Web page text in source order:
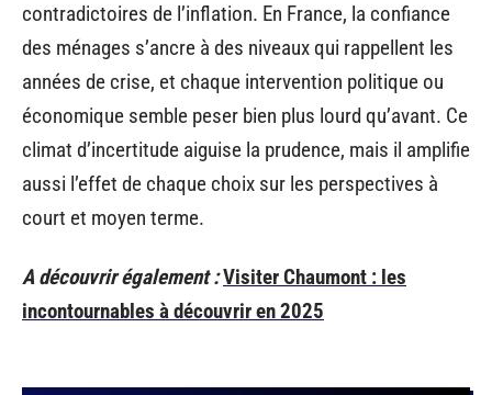
contradictoires de l’inflation. En France, la confiance
des ménages s’ancre à des niveaux qui rappellent les
années de crise, et chaque intervention politique ou
économique semble peser bien plus lourd qu’avant. Ce
climat d’incertitude aiguise la prudence, mais il amplifie
aussi l’effet de chaque choix sur les perspectives à
court et moyen terme.
A découvrir également :Visiter Chaumont : les
incontournables à découvrir en 2025